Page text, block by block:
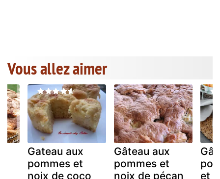
Vous allez aimer
Gateau aux
pommes et
noix de coco
Gâteau aux
pommes et
noix de pécan
et